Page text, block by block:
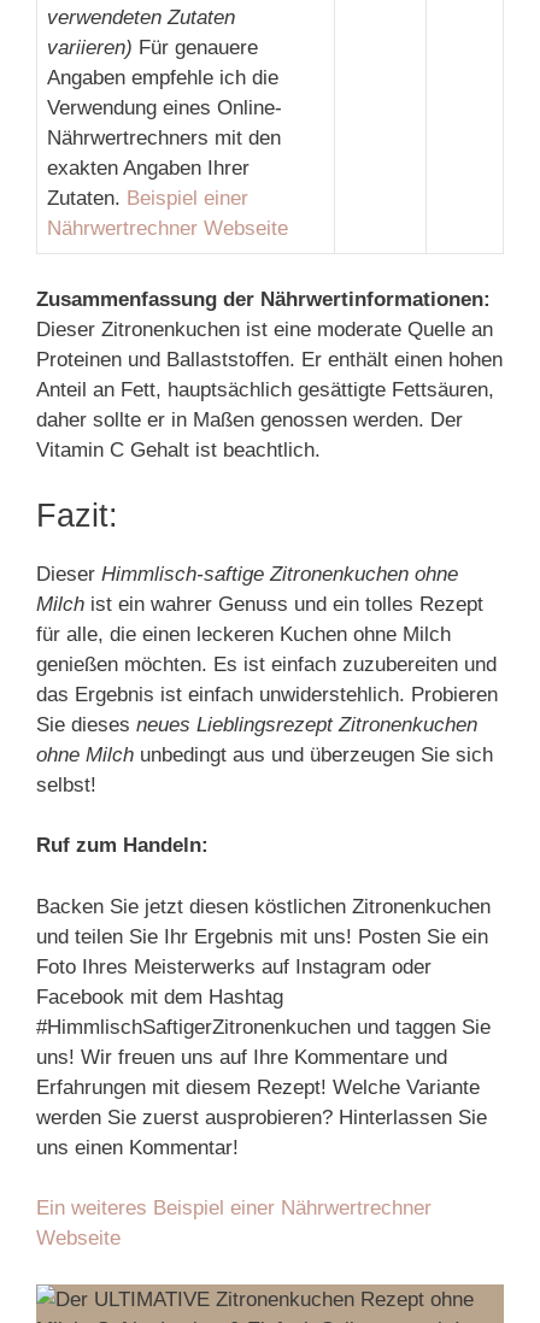
verwendeten Zutaten
variieren) Für genauere
Angaben empfehle ich die
Verwendung eines Online-
Nährwertrechners mit den
exakten Angaben Ihrer
Zutaten. Beispiel einer
Nährwertrechner Webseite
Zusammenfassung der Nährwertinformationen:
Dieser Zitronenkuchen ist eine moderate Quelle an
Proteinen und Ballaststoffen. Er enthält einen hohen
Anteil an Fett, hauptsächlich gesättigte Fettsäuren,
daher sollte er in Maßen genossen werden. Der
Vitamin C Gehalt ist beachtlich.
Fazit:
Dieser Himmlisch-saftige Zitronenkuchen ohne
Milch ist ein wahrer Genuss und ein tolles Rezept
für alle, die einen leckeren Kuchen ohne Milch
genießen möchten. Es ist einfach zuzubereiten und
das Ergebnis ist einfach unwiderstehlich. Probieren
Sie dieses neues Lieblingsrezept Zitronenkuchen
ohne Milch unbedingt aus und überzeugen Sie sich
selbst!
Ruf zum Handeln:
Backen Sie jetzt diesen köstlichen Zitronenkuchen
und teilen Sie Ihr Ergebnis mit uns! Posten Sie ein
Foto Ihres Meisterwerks auf Instagram oder
Facebook mit dem Hashtag
#HimmlischSaftigerZitronenkuchen und taggen Sie
uns! Wir freuen uns auf Ihre Kommentare und
Erfahrungen mit diesem Rezept! Welche Variante
werden Sie zuerst ausprobieren? Hinterlassen Sie
uns einen Kommentar!
Ein weiteres Beispiel einer Nährwertrechner
Webseite